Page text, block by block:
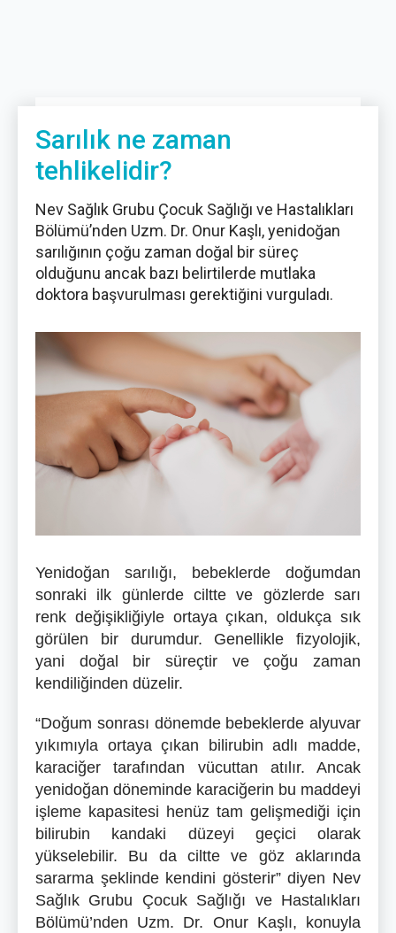
Sarılık ne zaman
tehlikelidir?
Nev Sağlık Grubu Çocuk Sağlığı ve Hastalıkları
Bölümü’nden Uzm. Dr. Onur Kaşlı, yenidoğan
sarılığının çoğu zaman doğal bir süreç
olduğunu ancak bazı belirtilerde mutlaka
doktora başvurulması gerektiğini vurguladı.
Yenidoğan sarılığı, bebeklerde doğumdan
sonraki ilk günlerde ciltte ve gözlerde sarı
renk değişikliğiyle ortaya çıkan, oldukça sık
görülen bir durumdur. Genellikle fizyolojik,
yani doğal bir süreçtir ve çoğu zaman
kendiliğinden düzelir.
“Doğum sonrası dönemde bebeklerde alyuvar
yıkımıyla ortaya çıkan bilirubin adlı madde,
karaciğer tarafından vücuttan atılır. Ancak
yenidoğan döneminde karaciğerin bu maddeyi
işleme kapasitesi henüz tam gelişmediği için
bilirubin kandaki düzeyi geçici olarak
yükselebilir. Bu da ciltte ve göz aklarında
sararma şeklinde kendini gösterir” diyen Nev
Sağlık Grubu Çocuk Sağlığı ve Hastalıkları
Bölümü’nden Uzm. Dr. Onur Kaşlı, konuyla